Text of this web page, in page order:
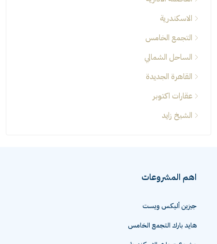
العاصمة الادارية
الاسكندرية
التجمع الخامس
الساحل الشمالي
القاهرة الجديدة
عقارات اكتوبر
الشيخ زايد
اهم المشروعات
جيزين أليكس ويست
هايد بارك التجمع الخامس